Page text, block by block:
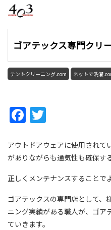
ゴアテックス専門クリ
テントクリーニング.com ネットで洗濯
Facebook
アウトドアウェアに使用されて
がありながらも通気性も確保す
正しくメンテナンスすることで
ゴアテックスの専門店として、
ニング実績がある職人が、ゴア
ていきます。